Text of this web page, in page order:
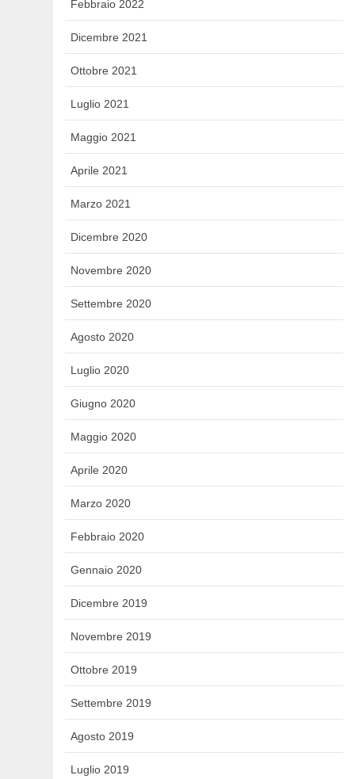
Febbraio 2022
Dicembre 2021
Ottobre 2021
Luglio 2021
Maggio 2021
Aprile 2021
Marzo 2021
Dicembre 2020
Novembre 2020
Settembre 2020
Agosto 2020
Luglio 2020
Giugno 2020
Maggio 2020
Aprile 2020
Marzo 2020
Febbraio 2020
Gennaio 2020
Dicembre 2019
Novembre 2019
Ottobre 2019
Settembre 2019
Agosto 2019
Luglio 2019